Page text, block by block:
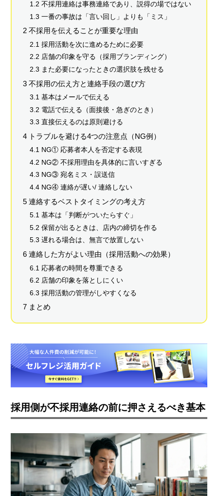
1.2 不採用連絡は事務連絡であり、説得の場ではない
1.3 一番の事故は「言い回し」よりも「ミス」
2 不採用を伝えることが重要な理由
2.1 採用活動を次に進めるために必要
2.2 店舗の印象を守る（採用ブランディング）
2.3 また必要になったときの選択肢を残せる
3 不採用の伝え方と連絡手段の選び方
3.1 基本はメールで伝える
3.2 電話で伝える（面接後・急ぎのとき）
3.3 直接伝えるのは原則避ける
4 トラブルを避ける4つの注意点（NG例）
4.1 NG① 応募者本人を否定する表現
4.2 NG② 不採用理由を具体的に言いすぎる
4.3 NG③ 宛名ミス・誤送信
4.4 NG④ 連絡が遅い/ 連絡しない
5 連絡するベストタイミングの考え方
5.1 基本は「判断がついたらすぐ」
5.2 保留が出るときは、店内の締切を作る
5.3 遅れる場合は、無言で放置しない
6 連絡した方がよい理由（採用活動への効果）
6.1 応募者の時間を尊重できる
6.2 店舗の印象を落としにくい
6.3 採用活動の管理がしやすくなる
7 まとめ
採用側が不採用連絡の前に押さえるべき基本